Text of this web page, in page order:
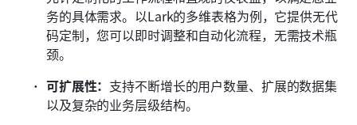
务的具体需求。以Lark的多维表格为例，它提供无代
码定制，您可以即时调整和自动化流程，无需技术瓶
颈。
可扩展性： 支持不断增长的用户数量、扩展的数据集
以及复杂的业务层级结构。